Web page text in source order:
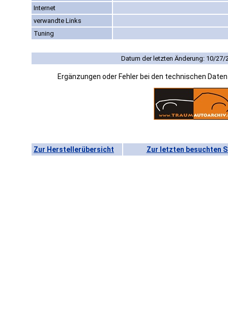
Internet
verwandte Links
Tuning
Datum der letzten Änderung: 10/27/
Ergänzungen oder Fehler bei den technischen
Zur Herstellerübersicht Zur letzten besuchten